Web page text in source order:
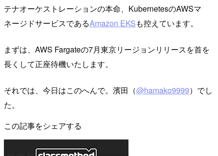
テナオーケストレーションの本命、KubernetesのAWSマ
ネージドサービスであるAmazon EKSも控えています。
まずは、AWS Fargateの7月東京リージョンリリースを首を
長くして正座待機いたします。
それでは、今日はこのへんで。濱田（@hamako9999）でし
た。
この記事をシェアする